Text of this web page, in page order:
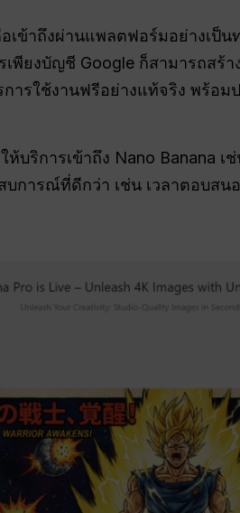
เข้าถึงผ่านแพลตฟอร์มอย่างเป็น
พียงบัญชี Google ก็สามารถสร้
ารใช้งานฟรีอย่างแท้จริง พร้อ
ริการเข้าถึง Nano Banana เ
การณ์ที่ดีกว่า เช่น เวลาตอบสน